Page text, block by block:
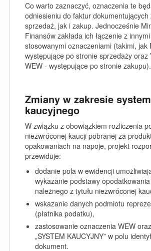
Co warto zaznaczyć, oznaczenia te
odniesieniu do faktur dokumentujących
sprzedaż, jak i zakup. Jednocześnie
Finansów zakłada ich łączenie z
stosowanymi oznaczeniami (takimi, jak
występujące po stronie sprzedaży oraz
WEW - występujące po stronie zakupu).
Zmiany w zakresie
kaucyjnego
W związku z obowiązkiem rozliczenia
niezwróconej kaucji pobranej za
opakowaniach na napoje, projekt
przewiduje:
dodanie pola w ewidencji
wykazanie podstawy
należnego z tytułu niezwróconej
wskazanie danych podmiotu
(płatnika podatku),
zastosowanie oznaczenia WEW
„SYSTEM KAUCYJNY” w polu
dokument.